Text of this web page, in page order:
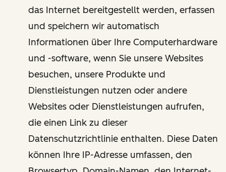
das Internet bereitgestellt werden, erfassen
und speichern wir automatisch
Informationen über Ihre Computerhardware
und -software, wenn Sie unsere Websites
besuchen, unsere Produkte und
Dienstleistungen nutzen oder andere
Websites oder Dienstleistungen aufrufen,
die einen Link zu dieser
Datenschutzrichtlinie enthalten. Diese Daten
können Ihre IP-Adresse umfassen, den